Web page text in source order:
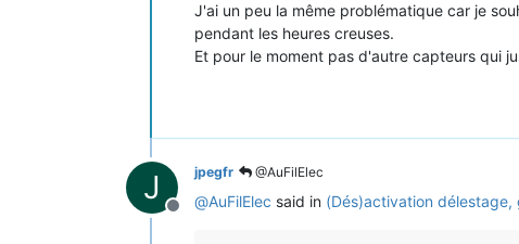
J'ai un peu la même problématique car je
pendant les heures creuses.
Et pour le moment pas d'autre capteurs qui
J
Offline
jpegfr @AuFilElec
@AuFilElec said in (Dés)activation délestage,